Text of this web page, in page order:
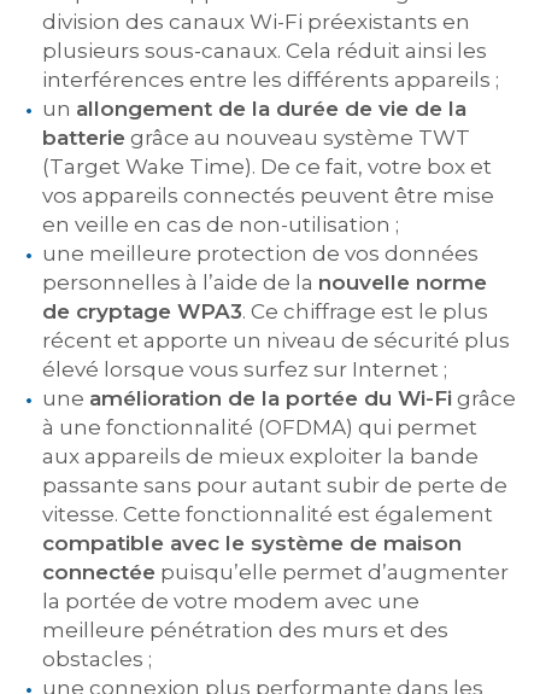
division des canaux Wi-Fi préexistants en
plusieurs sous-canaux. Cela réduit ainsi les
interférences entre les différents appareils ;
un allongement de la durée de vie de la
batterie grâce au nouveau système TWT
(Target Wake Time). De ce fait, votre box et
vos appareils connectés peuvent être mise
en veille en cas de non-utilisation ;
une meilleure protection de vos données
personnelles à l’aide de la nouvelle norme
de cryptage WPA3. Ce chiffrage est le plus
récent et apporte un niveau de sécurité plus
élevé lorsque vous surfez sur Internet ;
une amélioration de la portée du Wi-Fi grâce
à une fonctionnalité (OFDMA) qui permet
aux appareils de mieux exploiter la bande
passante sans pour autant subir de perte de
vitesse. Cette fonctionnalité est également
compatible avec le système de maison
connectée puisqu’elle permet d’augmenter
la portée de votre modem avec une
meilleure pénétration des murs et des
obstacles ;
une connexion plus performante dans les